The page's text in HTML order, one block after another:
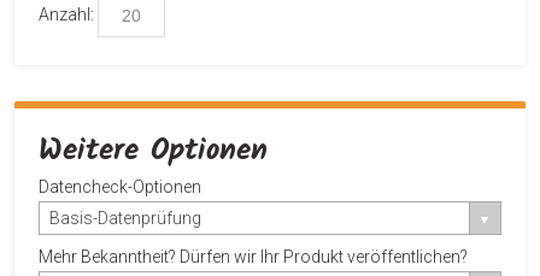
Anzahl:
Weitere Optionen
Datencheck-Optionen
Basis-Datenprüfung
Mehr Bekanntheit? Dürfen wir Ihr Produkt veröffentlichen?